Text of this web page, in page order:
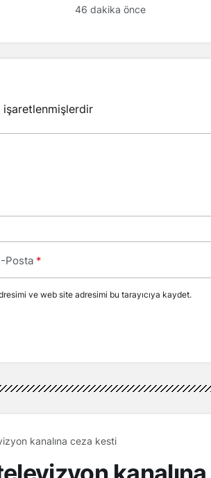
iddiasına ilişkin görüntüler
46 dakika önce
işaretlenmişlerdir
Posta *
ve web site adresimi bu tarayıcıya kaydet.
kanalına ceza kesti